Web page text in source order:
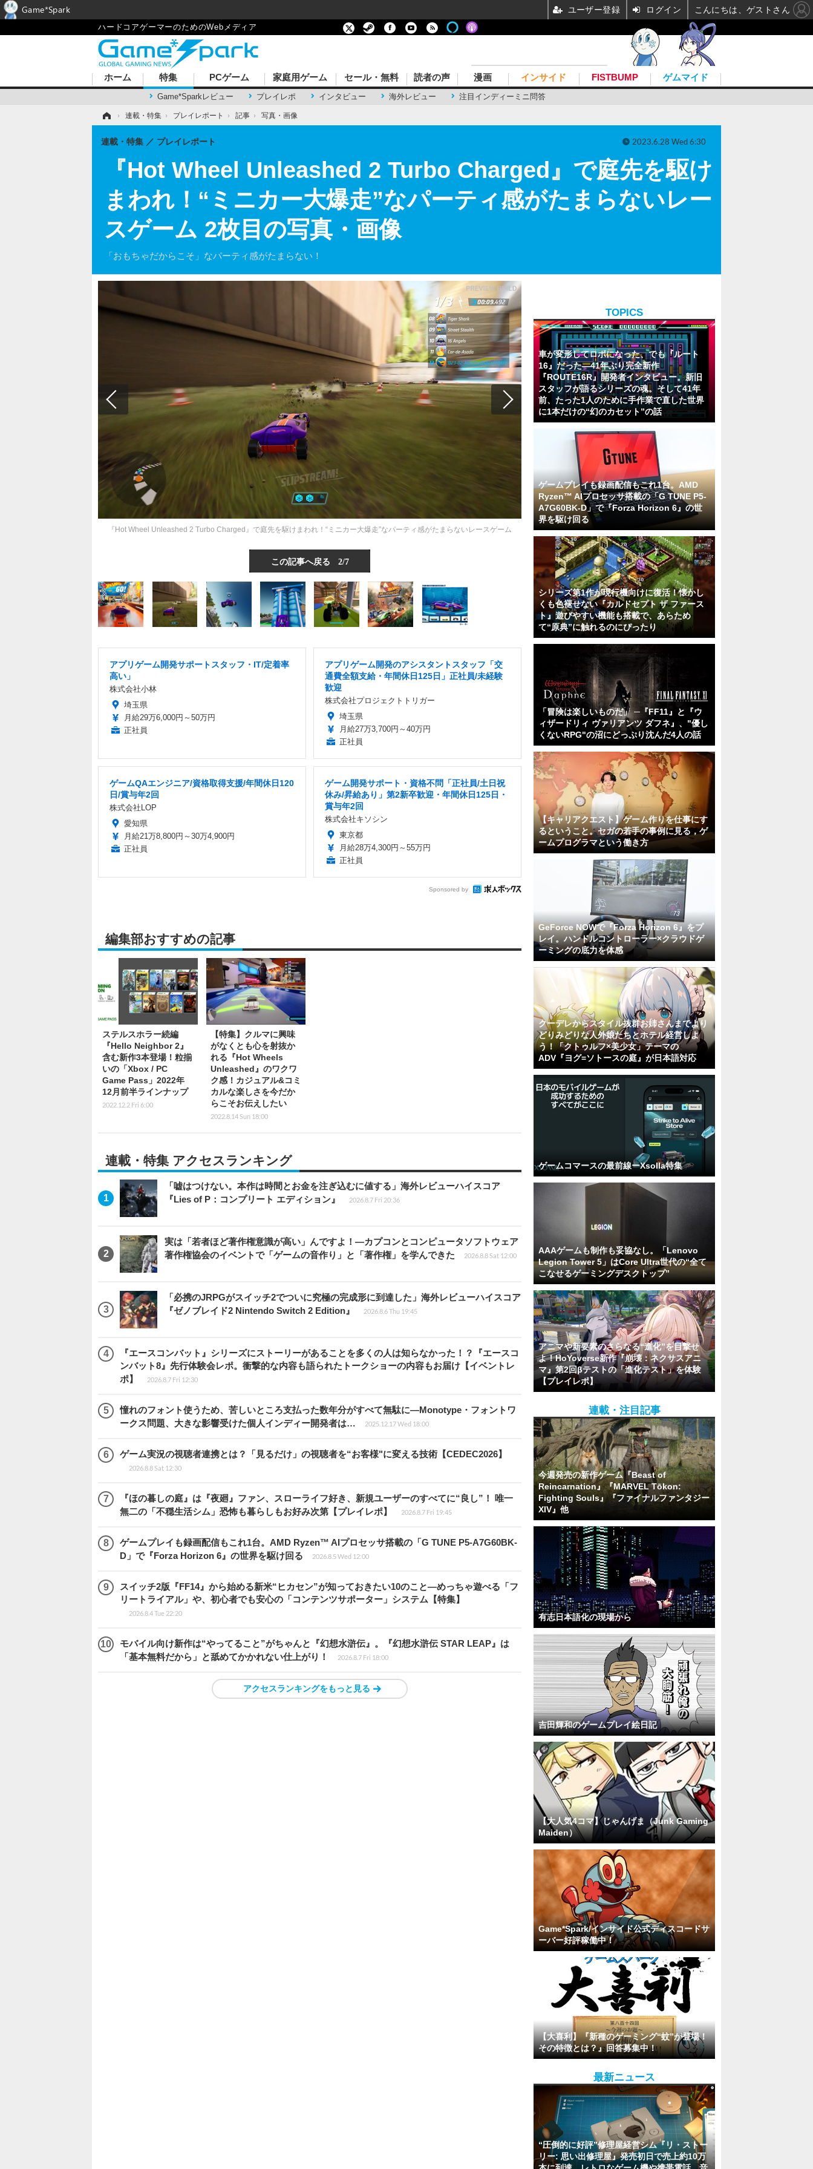
ハードコアゲーマーのためのWebメディア
ホーム 特集
Game*Sparkレビュー プレイレポ インタビュー 海外レビュー 注目インディーミニ問答
PCゲーム 家庭用ゲーム セール・無料 読者の声 漫画 インサイド FISTBUMP ゲムマイド
› 連載・特集 › プレイレポート › 記事 › 写真・画像
『Hot Wheel Unleashed 2 Turbo Charged』で庭先を駆け
まわれ！“ミニカー大爆走”なパーティ感がたまらないレー
スゲーム 2枚目の写真・画像
「おもちゃだからこそ」なパーティ感がたまらない！
連載・特集 プレイレポート 2023.6.28 Wed 6:30
『Hot Wheel Unleashed 2 Turbo Charged』で庭先を駆けまわれ！“ミニカー大爆走”なパーティ感がたまらないレースゲーム
この記事へ戻る 2/7
アプリゲーム開発サポートスタッフ・IT/定着率
高い」
株式会社小林
埼玉県
月給29万6,000円～50万円
正社員
アプリゲーム開発のアシスタントスタッフ「交
通費全額支給・年間休日125日」正社員/未経験
歓迎
株式会社プロジェクトトリガー
埼玉県
月給27万3,700円～40万円
正社員
ゲームQAエンジニア/資格取得支援/年間休日120
日/賞与年2回
株式会社LOP
愛知県
月給21万8,800円～30万4,900円
正社員
ゲーム開発サポート・資格不問「正社員/土日祝
休み/昇給あり」第2新卒歓迎・年間休日125日・
賞与年2回
株式会社キソシン
東京都
月給28万4,300円～55万円
正社員
Sponsored by
編集部おすすめの記事
ステルスホラー続編
『Hello Neighbor 2』
含む新作3本登場！粒揃
いの「Xbox / PC
Game Pass」2022年
12月前半ラインナップ
2022.12.2 Fri 6:00
【特集】クルマに興味
がなくとも心を射抜か
れる『Hot Wheels
Unleashed』のワクワ
ク感！カジュアル&コミ
カルな楽しさを今だか
らこそお伝えしたい
2022.8.14 Sun 18:00
連載・特集 アクセスランキング
「嘘はつけない。本作は時間とお金を注ぎ込むに値する」海外レビューハイスコア
『Lies of P：コンプリート エディション』
2026.8.7 Fri 20:36
実は「若者ほど著作権意識が高い」んですよ！―カプコンとコンピュータソフトウェア
著作権協会のイベントで「ゲームの音作り」と「著作権」を学んできた
2026.8.8 Sat 12:00
「必携のJRPGがスイッチ2でついに究極の完成形に到達した」海外レビューハイスコア
『ゼノブレイド2 Nintendo Switch 2 Edition』
2026.8.6 Thu 19:45
『エースコンバット』シリーズにストーリーがあることを多くの人は知らなかった！？『エースコ
ンバット8』先行体験会レポ。衝撃的な内容も語られたトークショーの内容もお届け【イベントレ
ポ】
2026.8.7 Fri 12:30
憧れのフォント使うため、苦しいところ支払った数年分がすべて無駄に―Monotype・フォントワ
ークス問題、大きな影響受けた個人インディー開発者は…
2025.12.17 Wed 18:00
ゲーム実況の視聴者連携とは？「見るだけ」の視聴者を“お客様"に変える技術【CEDEC2026】
2026.8.8 Sat 12:30
『ほの暮しの庭』は『夜廻』ファン、スローライフ好き、新規ユーザーのすべてに“良し”！ 唯一
無二の「不穏生活シム」恐怖も暮らしもお好み次第【プレイレポ】
2026.8.7 Fri 19:45
ゲームプレイも録画配信もこれ1台。AMD Ryzen™ AIプロセッサ搭載の「G TUNE P5-A7G60BK-
D」で『Forza Horizon 6』の世界を駆け回る
2026.8.5 Wed 12:00
スイッチ2版『FF14』から始める新米“ヒカセン”が知っておきたい10のこと―めっちゃ遊べる「フ
リートライアル」や、初心者でも安心の「コンテンツサポーター」システム【特集】
2026.8.4 Tue 22:20
モバイル向け新作は“やってること”がちゃんと『幻想水滸伝』。『幻想水滸伝 STAR LEAP』は
「基本無料だから」と舐めてかかれない仕上がり！
2026.8.7 Fri 18:00
アクセスランキングをもっと見る
TOPICS
車が変形してロボになった、でも『ルート
16』だった―41年ぶり完全新作
『ROUTE16R』開発者インタビュー。新旧
スタッフが語るシリーズの魂。そして41年
前、たった1人のために手作業で直した世界
に1本だけの“幻のカセット”の話
ゲームプレイも録画配信もこれ1台。AMD
Ryzen™ AIプロセッサ搭載の「G TUNE P5-
A7G60BK-D」で『Forza Horizon 6』の世
界を駆け回る
シリーズ第1作が現行機向けに復活！懐かし
くも色褪せない『カルドセプト ザ ファース
ト』遊びやすい機能も搭載で、あらため
て“原典”に触れるのにぴったり
「冒険は楽しいものだ」 ─『FF11』と『ウ
ィザードリィ ヴァリアンツ ダフネ』、"優し
くないRPG"の沼にどっぷり沈んだ4人の話
【キャリアクエスト】ゲーム作りを仕事にす
るということ。セガの若手の事例に見る，ゲ
ームプログラマという働き方
GeForce NOWで『Forza Horizon 6』をプ
レイ。ハンドルコントローラー×クラウドゲ
ーミングの底力を体感
クーデレからスタイル抜群お姉さんまでより
どりみどりな人外娘たちとホテル経営しよ
う！「クトゥルフ×美少女」テーマの
ADV『ヨグ=ソトースの庭』が日本語対応
ゲームコマースの最前線ーXsolla特集
AAAゲームも制作も妥協なし。「Lenovo
Legion Tower 5」はCore Ultra世代の“全て
こなせるゲーミングデスクトップ”
アニマや新要素のさらなる“進化”を目撃せ
よ！HoYoverse新作『崩壊：ネクサスアニ
マ』第2回βテストの「進化テスト」を体験
【プレイレポ】
連載・注目記事
今週発売の新作ゲーム『Beast of
Reincarnation』『MARVEL Tōkon:
Fighting Souls』『ファイナルファンタジー
XIV』他
有志日本語化の現場から
吉田輝和のゲームプレイ絵日記
【大人気4コマ】じゃんげま（Junk Gaming
Maiden）
Game*Spark/インサイド公式ディスコードサ
ーバー好評稼働中！
【大喜利】『新種のゲーミング“蚊”が登場！
その特徴とは？』回答募集中！
最新ニュース
“圧倒的に好評”修理屋経営シム『リ・ストー
リー: 思い出修理屋』発売初日で売上約10万
Game*Spark ユーザー登録 ログイン こんにちは、ゲストさん